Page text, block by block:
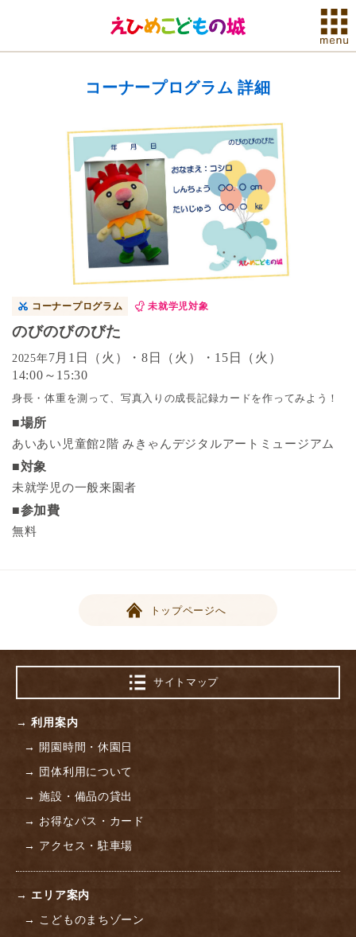
コーナープログラム 詳細
コーナープログラム 未就学児対象
のびのびのびた
2025年7月1日（火）・8日（火）・15日（火）
14:00～15:30
身長・体重を測って、写真入りの成長記録カードを作ってみよう！
■場所
あいあい児童館2階 みきゃんデジタルアートミュージアム
■対象
未就学児の一般来園者
■参加費
無料
トップページへ
サイトマップ
→ 利用案内
→ 開園時間・休園日
→ 団体利用について
→ 施設・備品の貸出
→ お得なパス・カード
→ アクセス・駐車場
→ エリア案内
→ こどものまちゾーン